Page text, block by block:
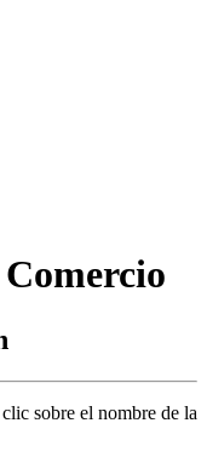
sobre el nombre de la